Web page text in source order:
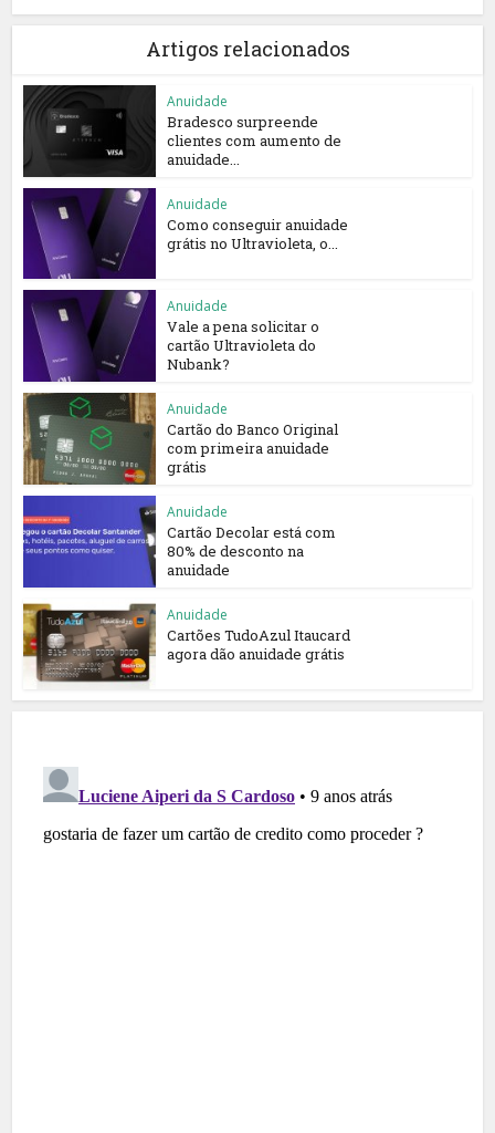
Artigos relacionados
Anuidade
Bradesco surpreende
clientes com aumento de
anuidade...
Anuidade
Como conseguir anuidade
grátis no Ultravioleta, o...
Anuidade
Vale a pena solicitar o
cartão Ultravioleta do
Nubank?
Anuidade
Cartão do Banco Original
com primeira anuidade
grátis
Anuidade
Cartão Decolar está com
80% de desconto na
anuidade
Anuidade
Cartões TudoAzul Itaucard
agora dão anuidade grátis